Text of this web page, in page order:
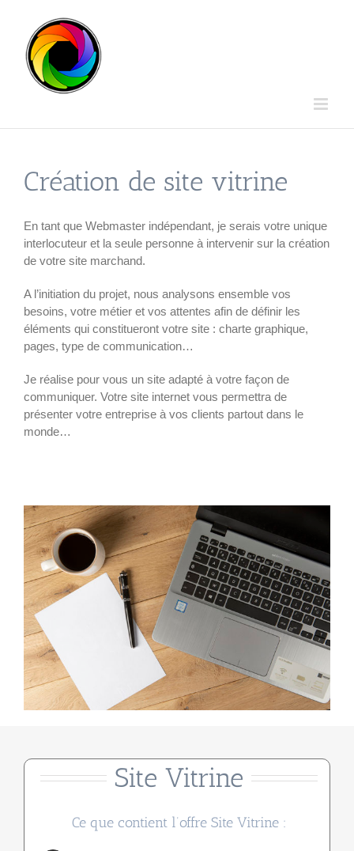
contenu
Création de site vitrine
En tant que Webmaster indépendant, je serais votre unique
interlocuteur et la seule personne à intervenir sur la création
de votre site marchand.
A l’initiation du projet, nous analysons ensemble vos
besoins, votre métier et vos attentes afin de définir les
éléments qui constitueront votre site : charte graphique,
pages, type de communication…
Je réalise pour vous un site adapté à votre façon de
communiquer. Votre site internet vous permettra de
présenter votre entreprise à vos clients partout dans le
monde…
Site Vitrine
Ce que contient l’offre Site Vitrine :